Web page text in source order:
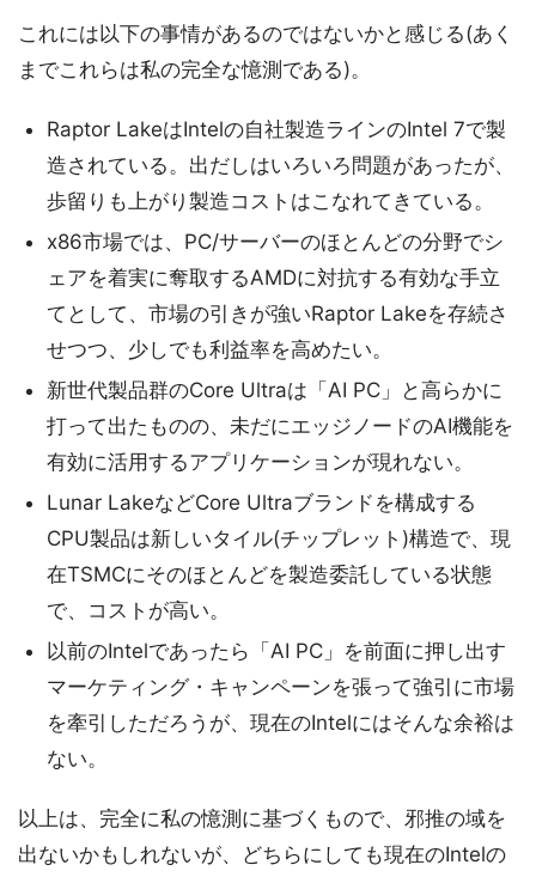
これには以下の事情があるのではないかと感じる(あく
までこれらは私の完全な憶測である)。
Raptor LakeはIntelの自社製造ラインのIntel 7で製
造されている。出だしはいろいろ問題があったが、
歩留りも上がり製造コストはこなれてきている。
x86市場では、PC/サーバーのほとんどの分野でシ
ェアを着実に奪取するAMDに対抗する有効な手立
てとして、市場の引きが強いRaptor Lakeを存続さ
せつつ、少しでも利益率を高めたい。
新世代製品群のCore Ultraは「AI PC」と高らかに
打って出たものの、未だにエッジノードのAI機能を
有効に活用するアプリケーションが現れない。
Lunar LakeなどCore Ultraブランドを構成する
CPU製品は新しいタイル(チップレット)構造で、現
在TSMCにそのほとんどを製造委託している状態
で、コストが高い。
以前のIntelであったら「AI PC」を前面に押し出す
マーケティング・キャンペーンを張って強引に市場
を牽引しただろうが、現在のIntelにはそんな余裕は
ない。
以上は、完全に私の憶測に基づくもので、邪推の域を
出ないかもしれないが、どちらにしても現在のIntelの